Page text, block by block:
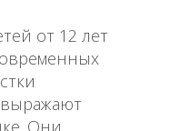
от 12 лет
Они